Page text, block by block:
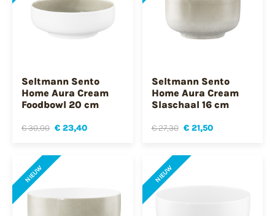
Seltmann Sento
Home Aura Cream
Foodbowl 20 cm
€ 30,00 € 23,40
Seltmann Sento
Home Aura Cream
Slaschaal 16 cm
€ 27,30 € 21,50
NIEUW NIEUW